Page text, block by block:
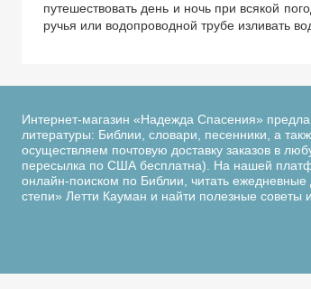
путешествовать день и ночь при всякой
ручья или водопроводной трубе изливать
Интернет-магазин «Надежда Спасения»
литературы: Библии, словари, песенники, а
осуществляем почтовую доставку заказов в
пересылка по США бесплатна). На нашей
онлайн-поиском по Библии, читать ежедневные
степи» Летти Кауман и найти полезные советы